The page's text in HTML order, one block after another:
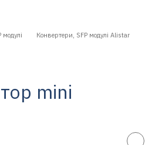
Конвертери, SFP модулі Alistar
mini